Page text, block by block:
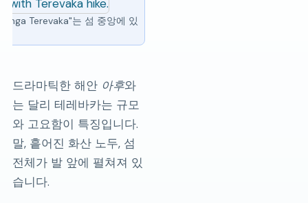
Terevaka"는 섬 중앙에 있
드라마틱한 해안 아후와
는 달리 테레바카는 규모
와 고요함이 특징입니다.
말, 흩어진 화산 노두, 섬
전체가 발 앞에 펼쳐져 있
습니다.